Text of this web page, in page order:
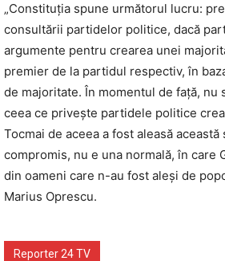
„Constituția spune următorul lucru:
consultării partidelor politice, dacă
argumente pentru crearea unei
premier de la partidul respectiv, în
de majoritate. În momentul de față, nu
ceea ce privește partidele politice
Tocmai de aceea a fost aleasă această
compromis, nu e una normală, în care
din oameni care n-au fost aleși de
Marius Oprescu.
Reporter 24 TV